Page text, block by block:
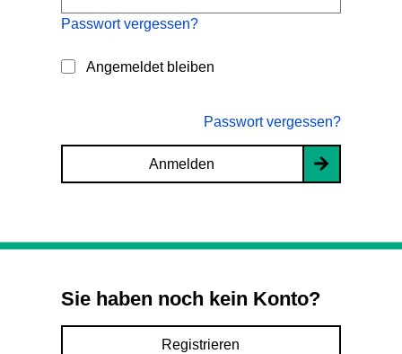
Passwort vergessen?
Angemeldet bleiben
Passwort vergessen?
Anmelden
Sie haben noch kein Konto?
Registrieren